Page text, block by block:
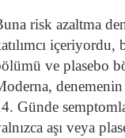
risk azaltma
içeriyordu,
ve plasebo
Günde
aşı veya